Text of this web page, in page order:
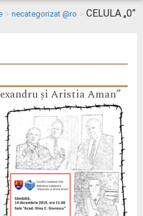
> necategorizat @ro > CELULA „0”
și Aristia Aman”